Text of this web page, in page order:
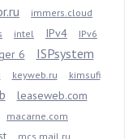
immers.cloud
intel IPv4 IPv6
6 ISPsystem
keyweb.ru
kimsufi
leaseweb.com
macarne.com
mcs.mail.ru